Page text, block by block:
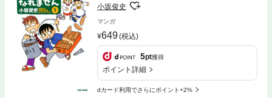
小坂俊史
マンガ
649(税込)
5pt獲得
ポイント詳細
dカード利用でさらにポイント+2%